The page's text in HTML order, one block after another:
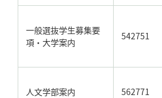
一般選抜学生募集要
項・大学案内
542751
人文学部案内 562771